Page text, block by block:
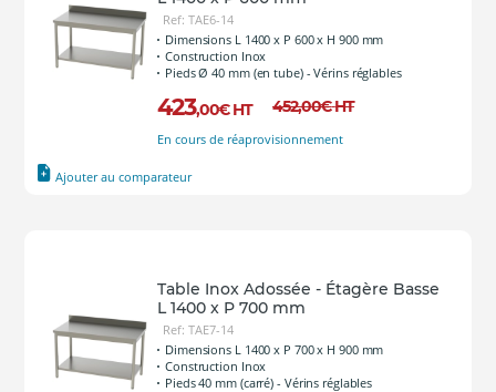
Ref: TAE6-14
Dimensions L 1400 x P 600 x H 900 mm
Construction Inox
Pieds Ø 40 mm (en tube) - Vérins réglables
423,00€ HT 452,00€HT
En cours de réaprovisionnement
Ajouter au comparateur
Table Inox Adossée - Étagère Basse
L 1400 x P 700 mm
Ref: TAE7-14
Dimensions L 1400 x P 700 x H 900 mm
Construction Inox
Pieds 40 mm (carré) - Vérins réglables